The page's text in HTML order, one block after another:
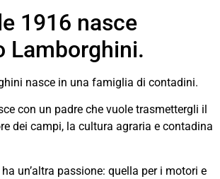
1916 nasce
Lamborghini.
nasce in una famiglia di contadini.
con un padre che vuole trasmettergli il
dei campi, la cultura agraria e contadina
un’altra passione: quella per i motori e